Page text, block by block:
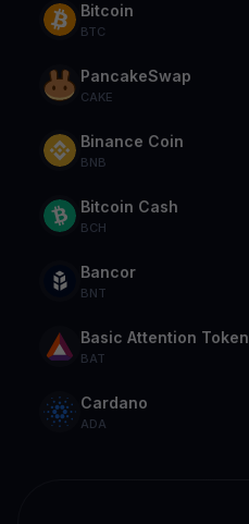
Bitcoin
BTC
PancakeSwap
CAKE
Binance Coin
BNB
Bitcoin Cash
BCH
Bancor
BNT
Basic Attention Token
BAT
Cardano
ADA